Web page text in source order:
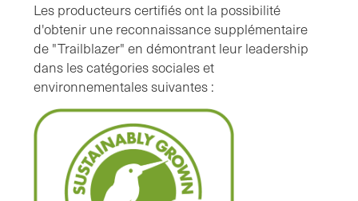
Les producteurs certifiés ont la possibilité
d'obtenir une reconnaissance supplémentaire
de "Trailblazer" en démontrant leur leadership
dans les catégories sociales et
environnementales suivantes :